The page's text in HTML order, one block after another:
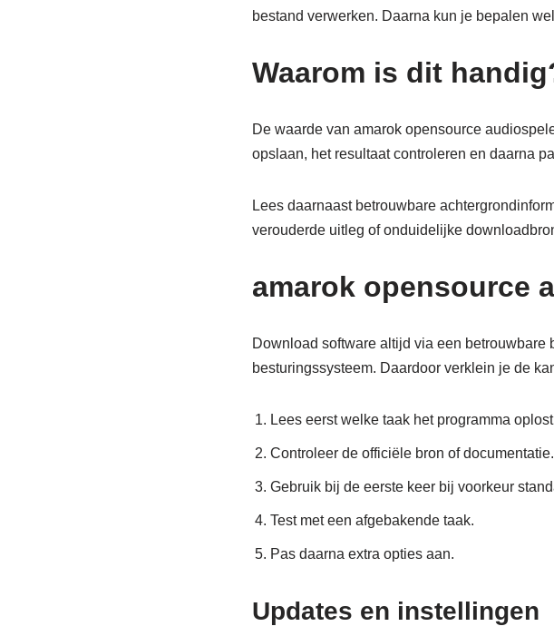
bestand verwerken. Daarna kun je bepalen
Waarom is dit
De waarde van amarok opensource
opslaan, het resultaat controleren en daarna
Lees daarnaast betrouwbare
verouderde uitleg of onduidelijke
amarok opensource
Download software altijd via een
besturingssysteem. Daardoor verklein je de
Lees eerst welke taak het programma
Controleer de officiële bron of documentatie.
Gebruik bij de eerste keer bij voorkeur
Test met een afgebakende taak.
Pas daarna extra opties aan.
Updates en instellingen